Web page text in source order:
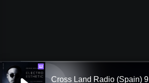
Ш
Cross Land Radio (Spain) 9